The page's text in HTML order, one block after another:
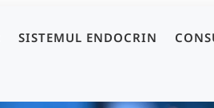
SISTEMUL ENDOCRIN